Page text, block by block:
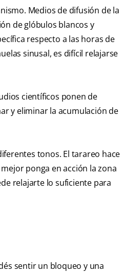
Medios de difusión de la
de glóbulos blancos y
respecto a las horas de
sinusal, es difícil relajarse
científicos ponen de
y eliminar la acumulación de
tonos. El tarareo hace
ponga en acción la zona
relajarte lo suficiente para
sentir un bloqueo y una